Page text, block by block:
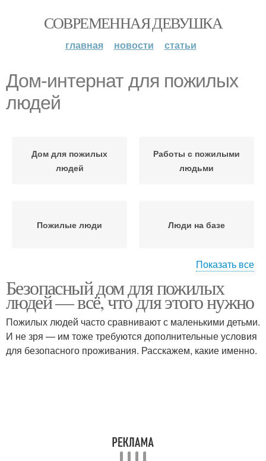
СОВРЕМЕННАЯ ДЕВУШКА
главная новости статьи
Дом-интернат для пожилых
людей
Дом для пожилых
людей
Работы с пожилыми
людьми
Пожилые люди Люди на базе
Мероприятия для
пожилых людей
Люди на празднике
Темы для пожилых
Интернаты для
Показать все
Безопасный дом для пожилых
людей — всё, что для этого нужно
Пожилых людей часто сравнивают с маленькими детьми.
И не зря — им тоже требуются дополнительные условия
для безопасного проживания. Расскажем, какие именно.